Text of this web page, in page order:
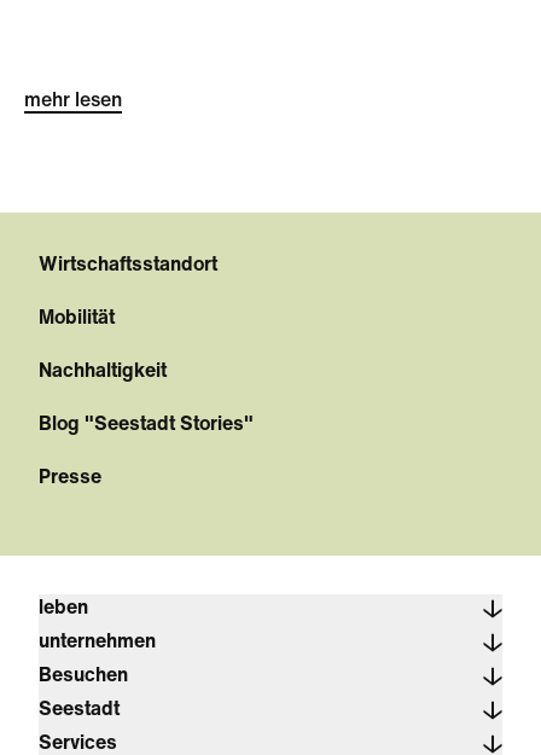
mehr lesen
Wirtschaftsstandort
Mobilität
Nachhaltigkeit
Blog "Seestadt Stories"
Presse
leben
unternehmen
Besuchen
Seestadt
Services